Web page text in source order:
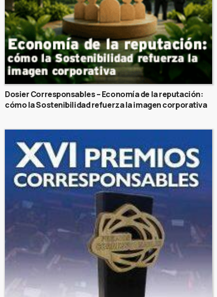
Dosier Corresponsables – Economía de la reputación:
cómo la Sostenibilidad refuerza la imagen corporativa